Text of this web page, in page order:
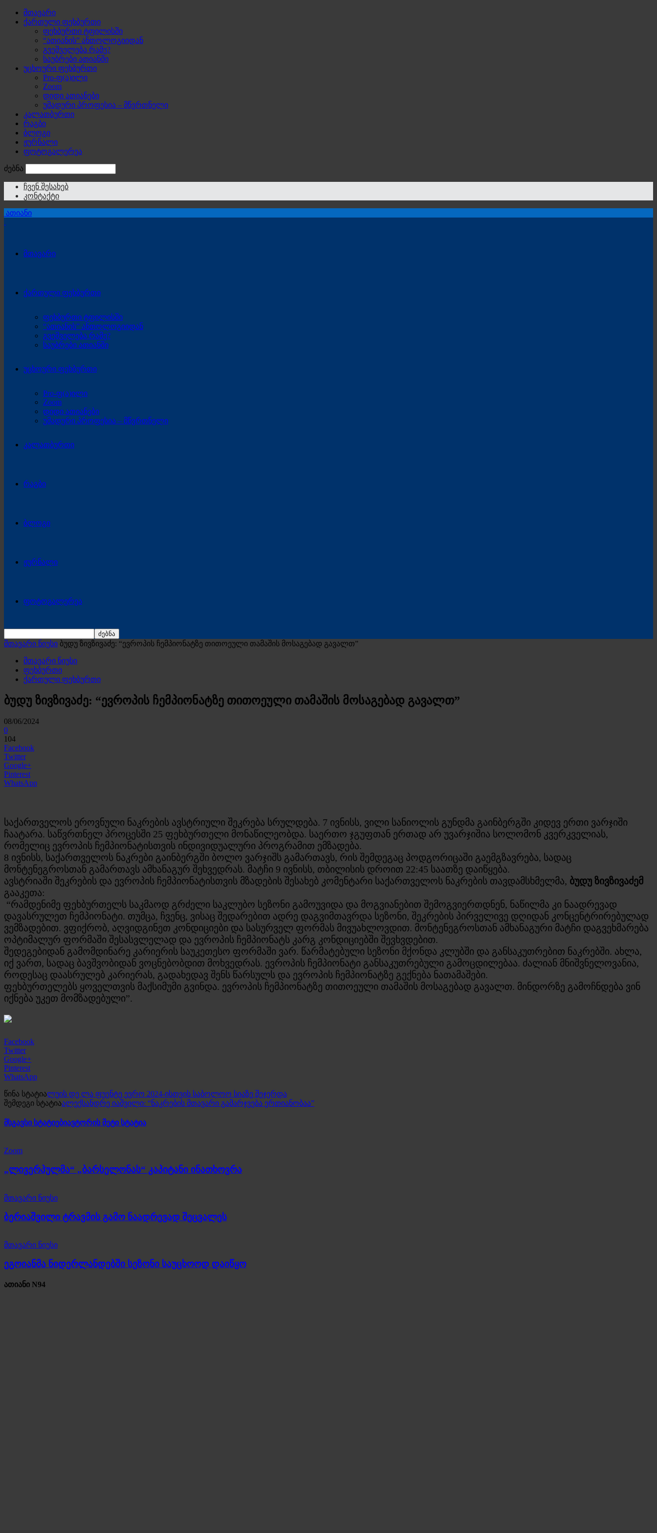
მთავარი
ქართული ფეხბურთი
ფეხბურთი ტფილისში
“ათიანის” ანთოლოგიიდან
გვეშველება რამე?
საუბრები ათიანში
უცხოური ფეხბურთი
Pro-ფ(ა)ილი
Zoom
დიდი ათიანები
უმადური პროფესია – მწვრთნელი
კალათბურთი
რაგბი
ბლოგი
ჟურნალი
ფოტოგალერეა
ძებნა
ჩვენ შესახებ
კონტაქტი
ათიანი
მთავარი
ქართული ფეხბურთი
ფეხბურთი ტფილისში
“ათიანის” ანთოლოგიიდან
გვეშველება რამე?
საუბრები ათიანში
უცხოური ფეხბურთი
Pro-ფ(ა)ილი
Zoom
დიდი ათიანები
უმადური პროფესია – მწვრთნელი
კალათბურთი
რაგბი
ბლოგი
ჟურნალი
ფოტოგალერეა
მთავარი ნიუსი ბუდუ ზივზივაძე: “ევროპის ჩემპიონატზე თითოეული თამაშის მოსაგებად გავალთ”
მთავარი ნიუსი
ფეხბურთი
ქართული ფეხბურთი
ბუდუ ზივზივაძე: “ევროპის ჩემპიონატზე თითოეული თამაშის მოსაგებად გავალთ”
08/06/2024
0
104
Facebook
Twitter
Google+
Pinterest
WhatsApp
საქართველოს ეროვნული ნაკრების ავსტრიული შეკრება სრულდება. 7 ივნისს, ვილი სანიოლის გუნდმა გაინბერგში კიდევ ერთი ვარჯიში
ჩაატარა. საწვრთნელ პროცესში 25 ფეხბურთელი მონაწილეობდა. საერთო ჯგუფთან ერთად არ უვარჯიშია სოლომონ კვერკველიას,
რომელიც ევროპის ჩემპიონატისთვის ინდივიდუალური პროგრამით ემზადება.
8 ივნისს, საქართველოს ნაკრები გაინბერგში ბოლო ვარჯიშს გამართავს, რის შემდეგაც პოდგორიცაში გაემგზავრება, სადაც
მონტენეგროსთან გამართავს ამხანაგურ შეხვედრას. მატჩი 9 ივნისს, თბილისის დროით 22:45 საათზე დაიწყება.
ავსტრიაში შეკრების და ევროპის ჩემპიონატისთვის მზადების შესახებ კომენტარი საქართველოს ნაკრების თავდამსხმელმა, ბუდუ ზივზივაძემ
გააკეთა:
“რამდენიმე ფეხბურთელს საკმაოდ გრძელი საკლუბო სეზონი გამოუვიდა და მოგვიანებით შემოგვიერთდნენ, ნაწილმა კი ნაადრევად
დავასრულეთ ჩემპიონატი. თუმცა, ჩვენც, ვისაც შედარებით ადრე დაგვიმთავრდა სეზონი, შეკრების პირველივე დღიდან კონცენტრირებულად
ვემზადებით. ვფიქრობ, აღვიდგინეთ კონდიციები და სასურველ ფორმას მივუახლოვდით. მონტენეგროსთან ამხანაგური მატჩი დაგვეხმარება
ოპტიმალურ ფორმაში შესასვლელად და ევროპის ჩემპიონატს კარგ კონდიციებში შევხვდებით.
შედეგებიდან გამომდინარე კარიერის საუკეთესო ფორმაში ვარ. წარმატებული სეზონი მქონდა კლუბში და განსაკუთრებით ნაკრებში. ახლა,
იქ ვართ, სადაც ბავშვობიდან ვოცნებობდით მოხვედრას. ევროპის ჩემპიონატი განსაკუთრებული გამოცდილებაა. ძალიან მნიშვნელოვანია,
როდესაც დაასრულებ კარიერას, გადახედავ შენს წარსულს და ევროპის ჩემპიონატზე გექნება ნათამაშები.
ფეხბურთელებს ყოველთვის მაქსიმუმი გვინდა. ევროპის ჩემპიონატზე თითოეული თამაშის მოსაგებად გავალთ. მინდორზე გამოჩნდება ვინ
იქნება უკეთ მომზადებული”.
Facebook
Twitter
Google+
Pinterest
WhatsApp
წინა სტატიალუის დე ლა ფუენტე ევრო 2024-ისთვის საბოლოო სიაზე შეჯერდა
შემდეგი სტატიაალექსანდრე იაშვილი: “ნაკრების მთავარი გამარჯვება ერთიანობაა”
მსგავსი სტატიებიავტორის მეტი სტატია
Zoom
„ლივერპულმა“ „ბარსელონას“ კაპიტანი ინათხოვრა
მთავარი ნიუსი
ბერიაშვილი ტრავმის გამო ნაადრევად შეცვალეს
მთავარი ნიუსი
ეგოიანმა ნიდერლანდებში სეზონი საუცხოოდ დაიწყო
ათიანი N94